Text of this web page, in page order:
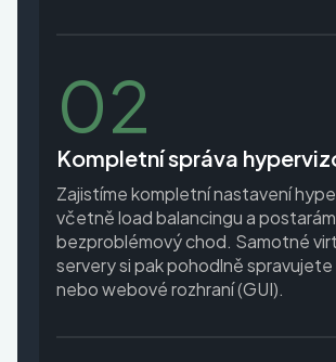
02
Kompletní správa
Zajistíme kompletní nastavení
včetně load balancingu a
bezproblémový chod. Samotné
servery si pak pohodlně spravujete
nebo webové rozhraní (GUI).